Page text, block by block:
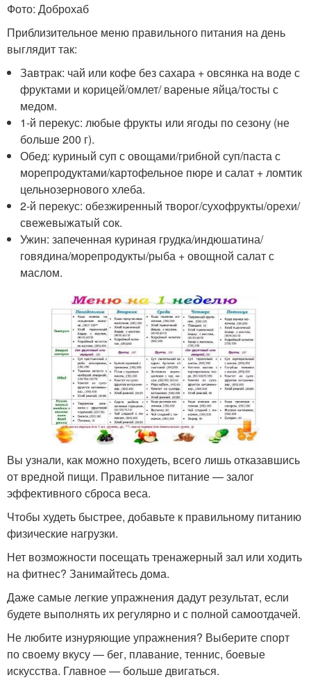
Фото: Доброхаб
Приблизительное меню правильного питания на день
выглядит так:
Завтрак: чай или кофе без сахара + овсянка на воде с
фруктами и корицей/омлет/ вареные яйца/тосты с
медом.
1-й перекус: любые фрукты или ягоды по сезону (не
больше 200 г).
Обед: куриный суп с овощами/грибной суп/паста с
морепродуктами/картофельное пюре и салат + ломтик
цельнозернового хлеба.
2-й перекус: обезжиренный творог/сухофрукты/орехи/
свежевыжатый сок.
Ужин: запеченная куриная грудка/индюшатина/
говядина/морепродукты/рыба + овощной салат с
маслом.
Вы узнали, как можно похудеть, всего лишь отказавшись
от вредной пищи. Правильное питание — залог
эффективного сброса веса.
Чтобы худеть быстрее, добавьте к правильному питанию
физические нагрузки.
Нет возможности посещать тренажерный зал или ходить
на фитнес? Занимайтесь дома.
Даже самые легкие упражнения дадут результат, если
будете выполнять их регулярно и с полной самоотдачей.
Не любите изнуряющие упражнения? Выберите спорт
по своему вкусу — бег, плавание, теннис, боевые
искусства. Главное — больше двигаться.